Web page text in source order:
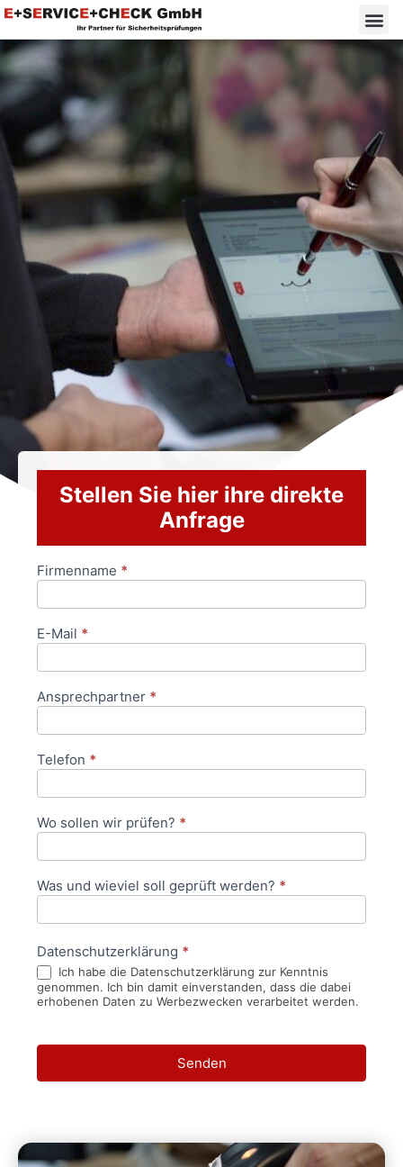
Stellen Sie hier ihre direkte
Anfrage
Anfrageformular
Firmenname *
E-Mail *
Ansprechpartner *
Telefon *
Wo sollen wir prüfen? *
Was und wieviel soll geprüft werden? *
Datenschutzerklärung *
Ich habe die Datenschutzerklärung zur Kenntnis
genommen. Ich bin damit einverstanden, dass die dabei
erhobenen Daten zu Werbezwecken verarbeitet werden.
Senden